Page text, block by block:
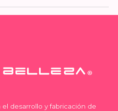
desarrollo y fabricación de